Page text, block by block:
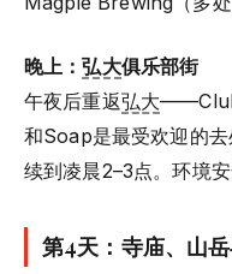
晚上：弘大俱乐部街
午夜后重返弘大——Club
和Soap是最受欢迎的
续到凌晨2–3点。环境
第4天：寺庙、山